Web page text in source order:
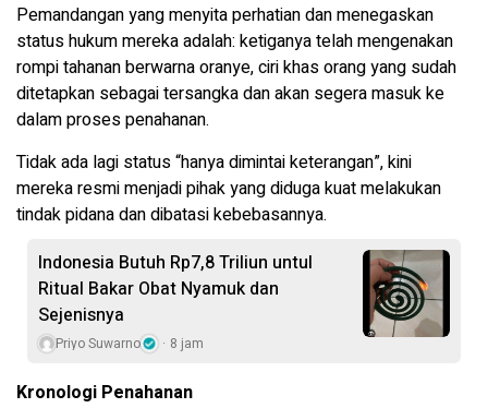
Pemandangan yang menyita perhatian dan menegaskan
status hukum mereka adalah: ketiganya telah mengenakan
rompi tahanan berwarna oranye, ciri khas orang yang sudah
ditetapkan sebagai tersangka dan akan segera masuk ke
dalam proses penahanan.
Tidak ada lagi status “hanya dimintai keterangan”, kini
mereka resmi menjadi pihak yang diduga kuat melakukan
tindak pidana dan dibatasi kebebasannya.
Indonesia Butuh Rp7,8 Triliun untul
Ritual Bakar Obat Nyamuk dan
Sejenisnya
Priyo Suwarno 8 jam
Kronologi Penahanan